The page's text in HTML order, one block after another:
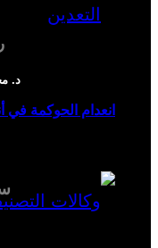
انعدام الحوكمة
د.